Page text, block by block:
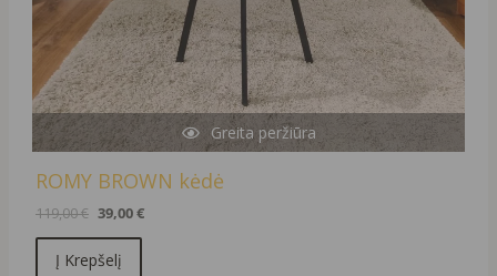
Greita peržiūra
ROMY BROWN kėdė
119,00€ 39,00€
Į Krepšelį